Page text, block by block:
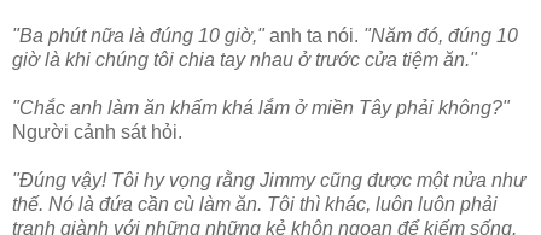
"Ba phút nữa là đúng 10 giờ," anh ta nói. "Năm đó, đúng 10
giờ là khi chúng tôi chia tay nhau ở trước cửa tiệm ăn."
"Chắc anh làm ăn khấm khá lắm ở miền Tây phải không?"
Người cảnh sát hỏi.
"Đúng vậy! Tôi hy vọng rằng Jimmy cũng được một nửa như
thế. Nó là đứa cần cù làm ăn. Tôi thì khác, luôn luôn phải
tranh giành với những những kẻ khôn ngoan để kiếm sống.